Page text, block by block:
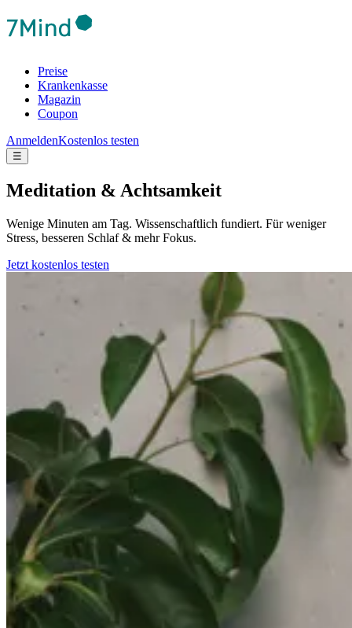
Preise
Krankenkasse
Magazin
Coupon
AnmeldenKostenlos testen
☰
Meditation & Achtsamkeit
Wenige Minuten am Tag. Wissenschaftlich fundiert. Für weniger
Stress, besseren Schlaf & mehr Fokus.
Jetzt kostenlos testen